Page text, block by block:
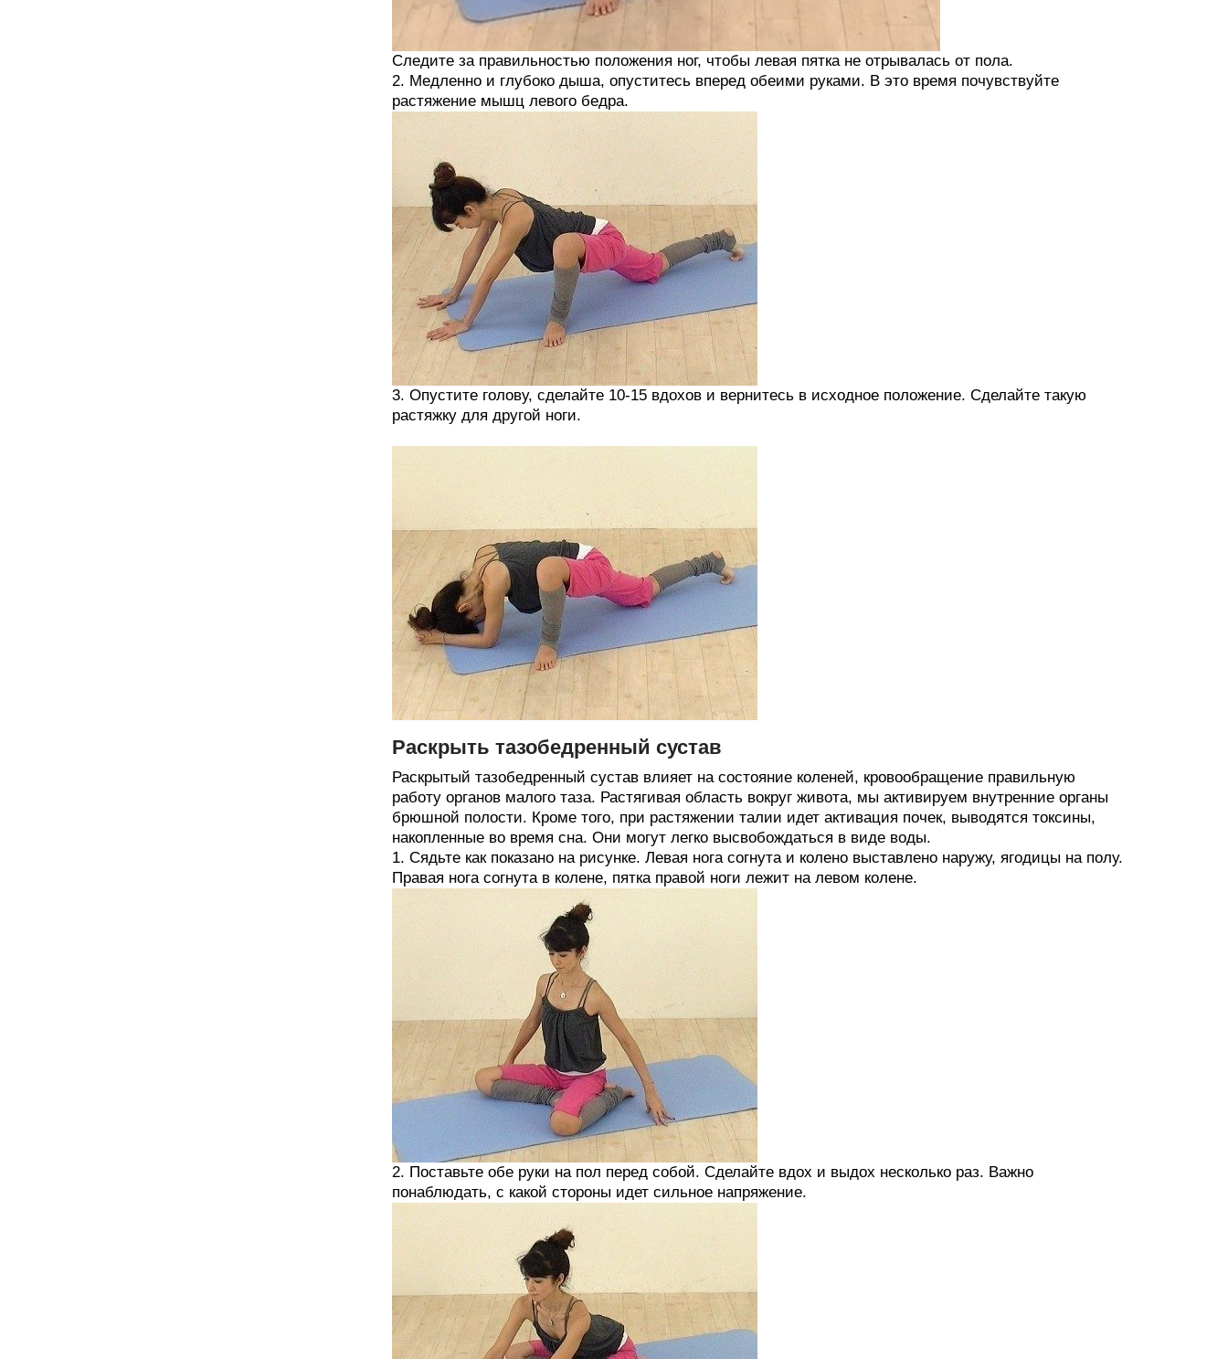
Следите за правильностью положения ног, чтобы левая пятка не отрывалась от пола.
2. Медленно и глубоко дыша, опуститесь вперед обеими руками. В это время почувствуйте
растяжение мышц левого бедра.
3. Опустите голову, сделайте 10-15 вдохов и вернитесь в исходное положение. Сделайте такую
растяжку для другой ноги.
Раскрыть тазобедренный сустав
Раскрытый тазобедренный сустав влияет на состояние коленей, кровообращение правильную
работу органов малого таза. Растягивая область вокруг живота, мы активируем внутренние органы
брюшной полости. Кроме того, при растяжении талии идет активация почек, выводятся токсины,
накопленные во время сна. Они могут легко высвобождаться в виде воды.
1. Сядьте как показано на рисунке. Левая нога согнута и колено выставлено наружу, ягодицы на полу.
Правая нога согнута в колене, пятка правой ноги лежит на левом колене.
2. Поставьте обе руки на пол перед собой. Сделайте вдох и выдох несколько раз. Важно
понаблюдать, с какой стороны идет сильное напряжение.